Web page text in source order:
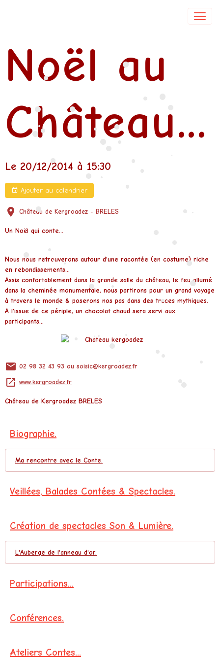
Noël au
Château...
Le 20/12/2014 à 15:30
Ajouter au calendrier
Château de Kergroadez - BRELES
Un Noël qui conte...
Nous nous retrouverons autour d'une racontée (en costume) riche
en rebondissements...
Assis confortablement dans la grande salle du château, le feu allumé
dans la cheminée monumentale, nous partirons pour un grand voyage
à travers le monde & poserons nos pas dans des traces mythiques.
A l'issue de ce périple, un chocolat chaud sera servi aux
participants...
02 98 32 43 93 ou soisic@kergroadez.fr
www.kergroadez.fr
Château de Kergroadez BRELES
Biographie.
Ma rencontre avec le Conte.
Veillées, Balades Contées & Spectacles.
Création de spectacles Son & Lumière.
L'Auberge de l'anneau d'or.
Participations...
Conférences.
Ateliers Contes...
•
•
•
•
•
•
•
•
•
•
•
•
•
•
•
•
•
•
•
•
•
•
•
•
•
• •
•